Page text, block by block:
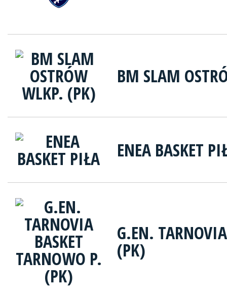
BM SLAM
ENEA BASKET
G.EN.
(PK)